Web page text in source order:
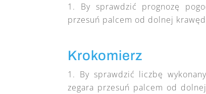
By sprawdzić prognozę
przesuń palcem od dolnej
Krokomierz
By sprawdzić liczbę
zegara przesuń palcem od